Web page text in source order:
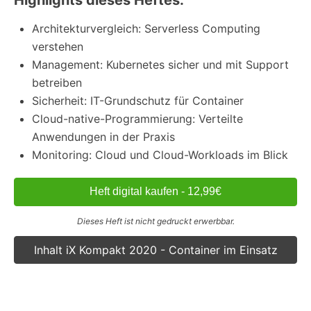
Architekturvergleich: Serverless Computing
verstehen
Management: Kubernetes sicher und mit Support
betreiben
Sicherheit: IT-Grundschutz für Container
Cloud-native-Programmierung: Verteilte
Anwendungen in der Praxis
Monitoring: Cloud und Cloud-Workloads im Blick
Heft digital kaufen - 12,99€
Dieses Heft ist nicht gedruckt erwerbbar.
Inhalt iX Kompakt 2020 - Container im Einsatz